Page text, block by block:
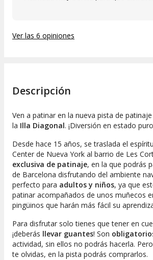
Ver las 6 opiniones
Descripción
Ven a patinar en la nueva pista de
la Illa Diagonal. ¡Diversión en estado
Desde hace 15 años, se traslada el
Center de Nueva York al barrio de Les
exclusiva de patinaje, en la que podrás
de Barcelona disfrutando del ambiente
perfecto para adultos y niños, ya que
patinar acompañados de unos muñecos
pingüinos que harán más fácil su
Para disfrutar solo tienes que tener en
¡deberás llevar guantes! Son
actividad, sin ellos no podrás hacerla.
te olvidas, en la pista podrás comprarlos.